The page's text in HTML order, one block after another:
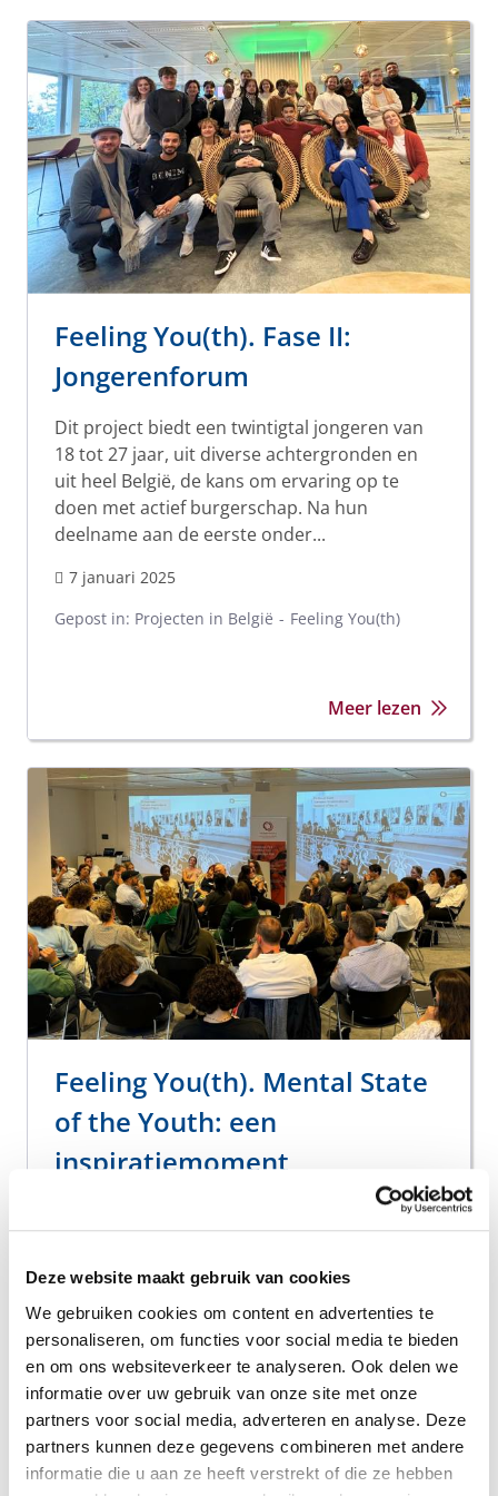
Deze website maakt gebruik van cookies
We gebruiken cookies om content en advertenties te
personaliseren, om functies voor social media te bieden
en om ons websiteverkeer te analyseren. Ook delen we
informatie over uw gebruik van onze site met onze
partners voor social media, adverteren en analyse. Deze
partners kunnen deze gegevens combineren met andere
informatie die u aan ze heeft verstrekt of die ze hebben
Feeling You(th). Fase II:
Jongerenforum
Dit project biedt een twintigtal jongeren van
18 tot 27 jaar, uit diverse achtergronden en
uit heel België, de kans om ervaring op te
doen met actief burgerschap. Na hun
deelname aan de eerste onder...
7 januari 2025
Gepost in: Projecten in België Feeling You(th)
Meer lezen
Feeling You(th). Mental State
of the Youth: een
inspiratiemoment
Dit evenement bracht onderzoekers, jongeren
praten over de uitdagingen en kansen rond
het mentaal welzijn van de jongere generaties.
4 oktober 2024
Gepost in:Projecten in België Feeling You(th)
Meer lezen